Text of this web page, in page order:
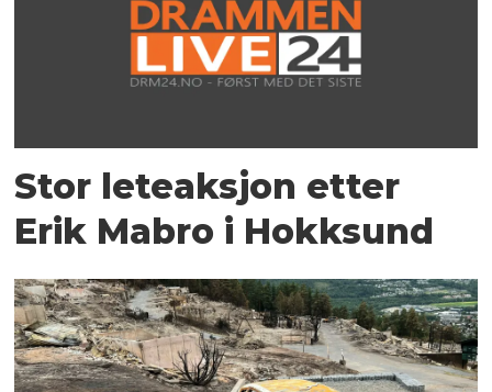
Stor leteaksjon etter
Erik Mabro i Hokksund